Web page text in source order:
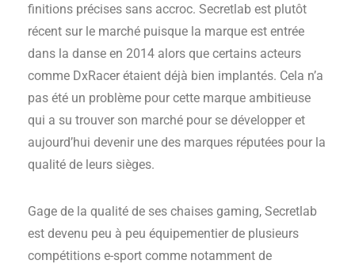
finitions précises sans accroc. Secretlab est plutôt
récent sur le marché puisque la marque est entrée
dans la danse en 2014 alors que certains acteurs
comme DxRacer étaient déjà bien implantés. Cela n’a
pas été un problème pour cette marque ambitieuse
qui a su trouver son marché pour se développer et
aujourd’hui devenir une des marques réputées pour la
qualité de leurs sièges.
Gage de la qualité de ses chaises gaming, Secretlab
est devenu peu à peu équipementier de plusieurs
compétitions e-sport comme notamment de